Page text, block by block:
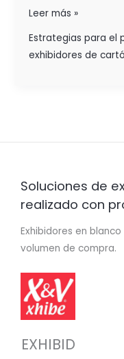
Leer más »
Estrategias para el
exhibidores de
Soluciones de
realizado con
Exhibidores en
volumen de compra.
EXHIBID